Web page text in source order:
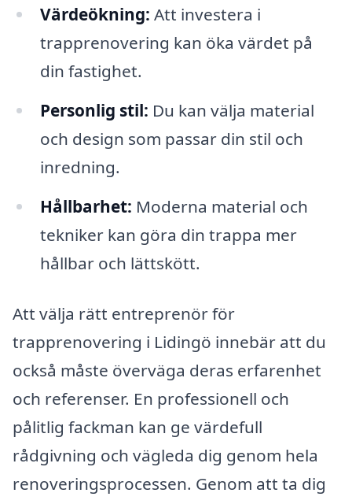
Värdeökning: Att investera i
trapprenovering kan öka värdet på
din fastighet.
Personlig stil: Du kan välja material
och design som passar din stil och
inredning.
Hållbarhet: Moderna material och
tekniker kan göra din trappa mer
hållbar och lättskött.
Att välja rätt entreprenör för
trapprenovering i Lidingö innebär att du
också måste överväga deras erfarenhet
och referenser. En professionell och
pålitlig fackman kan ge värdefull
rådgivning och vägleda dig genom hela
renoveringsprocessen. Genom att ta dig